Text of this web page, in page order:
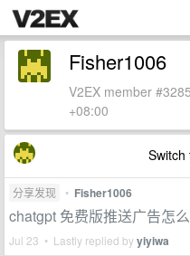
Fisher1006
V2EX member
+08:00
Switch
分享发现 • Fisher1006
chatgpt 免费版推送广告怎
Jul 23 • Lastly replied byyiyiwa